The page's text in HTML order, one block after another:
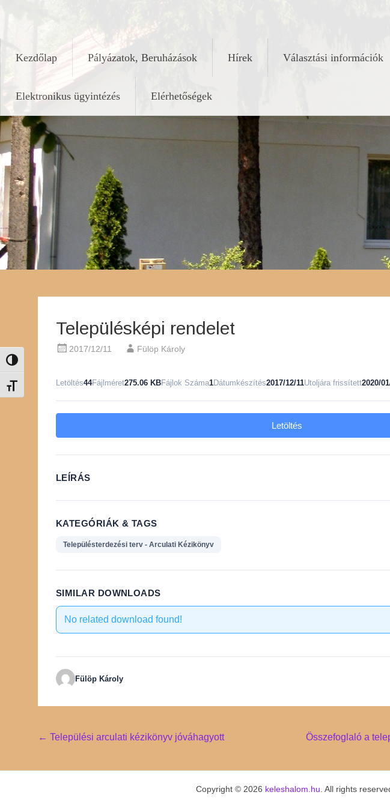
Nagy kontraszt váltása
Betűméret váltása
Kezdőlap Pályázatok, Beruházások Hírek Választási információk
Elektronikus ügyintézés Elérhetőségek
Településképi rendelet
2017/12/11 Fülöp Károly
Letöltés44Fájlméret275.06 KBFájlok Száma1Dátumkészítés2017/12/11Utoljára frissített2020/
Letöltés
LEÍRÁS
KATEGÓRIÁK & TAGS
Településterdezési terv - Arculati Kézikönyv
SIMILAR DOWNLOADS
No related download found!
Fülöp Károly
Post
← Települési arculati kézikönyv jóváhagyott Összefoglaló a
Copyright © 2026 keleshalom.hu . All rights